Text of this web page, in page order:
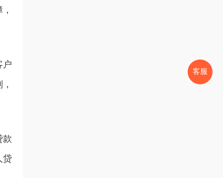
户
款
贷
客服